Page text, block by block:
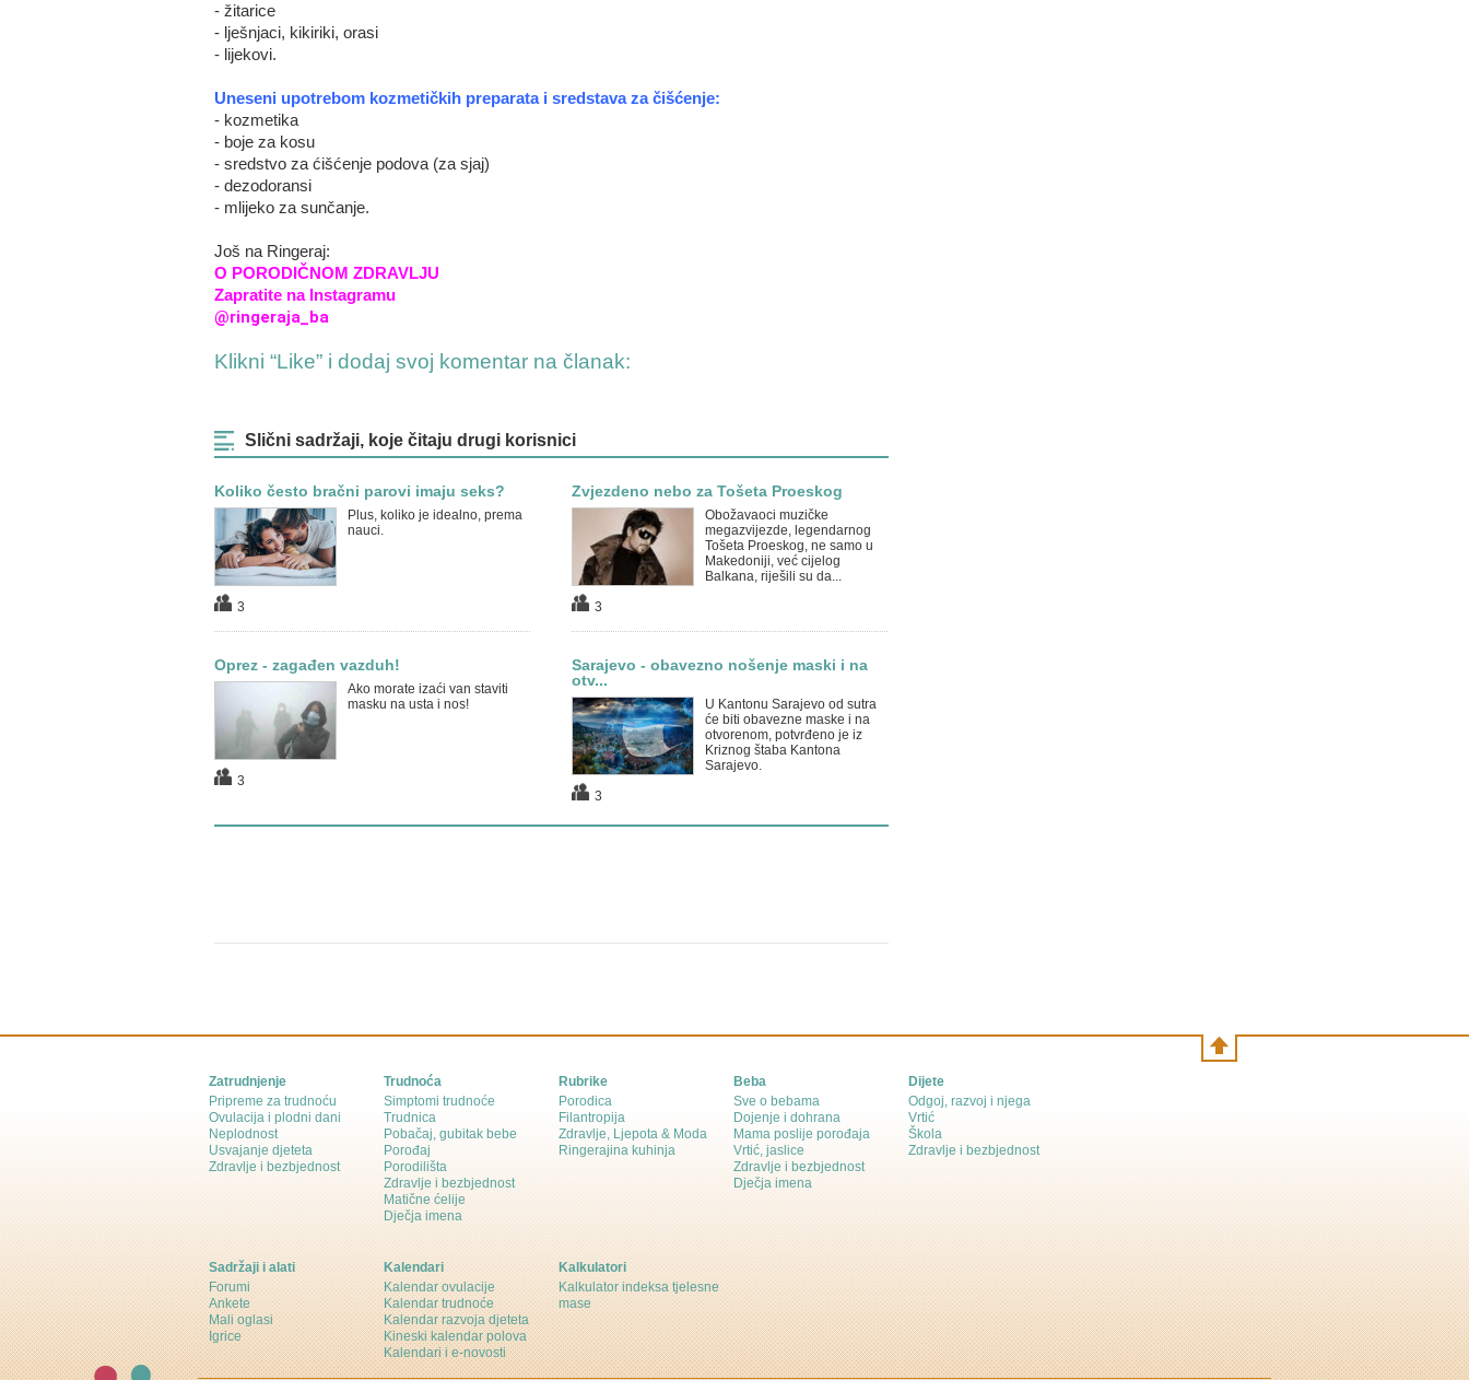
- žitarice
- lješnjaci, kikiriki, orasi
- lijekovi.
Uneseni upotrebom kozmetičkih preparata i sredstava za čišćenje:
- kozmetika
- boje za kosu
- sredstvo za ćišćenje podova (za sjaj)
- dezodoransi
- mlijeko za sunčanje.
Još na Ringeraj:
O PORODIČNOM ZDRAVLJU
Zapratite na Instagramu
@ringeraja_ba
Klikni “Like” i dodaj svoj komentar na članak:
Slični sadržaji, koje čitaju drugi korisnici
Koliko često bračni parovi imaju seks?
Plus, koliko je idealno, prema
nauci.
3
Zvjezdeno nebo za Tošeta Proeskog
Obožavaoci muzičke
megazvijezde, legendarnog
Tošeta Proeskog, ne samo u
Makedoniji, već cijelog
Balkana, riješili su da...
3
Oprez - zagađen vazduh!
Ako morate izaći van staviti
masku na usta i nos!
3
Sarajevo - obavezno nošenje maski i na
otv...
U Kantonu Sarajevo od sutra
će biti obavezne maske i na
otvorenom, potvrđeno je iz
Kriznog štaba Kantona
Sarajevo.
3
Zatrudnjenje
Pripreme za trudnoću
Ovulacija i plodni dani
Neplodnost
Usvajanje djeteta
Zdravlje i bezbjednost
Trudnoća
Simptomi trudnoće
Trudnica
Pobačaj, gubitak bebe
Porođaj
Porodilišta
Zdravlje i bezbjednost
Matične ćelije
Dječja imena
Rubrike
Porodica
Filantropija
Zdravlje, Ljepota & Moda
Ringerajina kuhinja
Beba
Sve o bebama
Dojenje i dohrana
Mama poslije porođaja
Vrtić, jaslice
Zdravlje i bezbjednost
Dječja imena
Dijete
Odgoj, razvoj i njega
Vrtić
Škola
Zdravlje i bezbjednost
Sadržaji i alati
Forumi
Ankete
Mali oglasi
Igrice
Kalendari
Kalendar ovulacije
Kalendar trudnoće
Kalendar razvoja djeteta
Kineski kalendar polova
Kalendari i e-novosti
Kalkulatori
Kalkulator indeksa tjelesne
mase